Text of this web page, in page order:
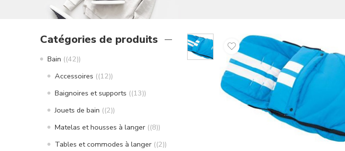
Catégories de produits
Bain (42)
Accessoires (12)
Baignoires et supports (13)
Jouets de bain (2)
Matelas et housses à langer (8)
Tables et commodes à langer (2)